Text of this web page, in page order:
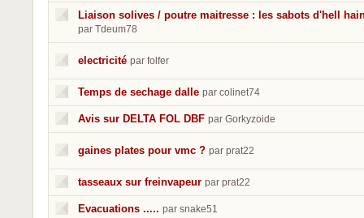
Liaison solives / poutre maitresse : les sabots d'hell
par Tdeum78
electricité par folfer
Temps de sechage dalle par colinet74
Avis sur DELTA FOL DBF par Gorkyzoide
gaines plates pour vmc ? par prat22
tasseaux sur freinvapeur par prat22
Evacuations ..... par snake51